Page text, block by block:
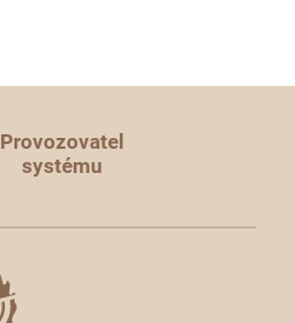
Provozovatel
systému